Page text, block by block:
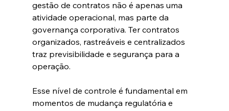
gestão de contratos não é apenas uma
atividade operacional, mas parte da
governança corporativa. Ter contratos
organizados, rastreáveis e centralizados
traz previsibilidade e segurança para a
operação.
Esse nível de controle é fundamental em
momentos de mudança regulatória e